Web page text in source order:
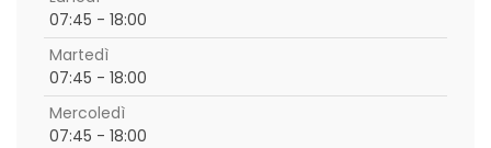
07:45 - 18:00
Martedì
07:45 - 18:00
Mercoledì
07:45 - 18:00